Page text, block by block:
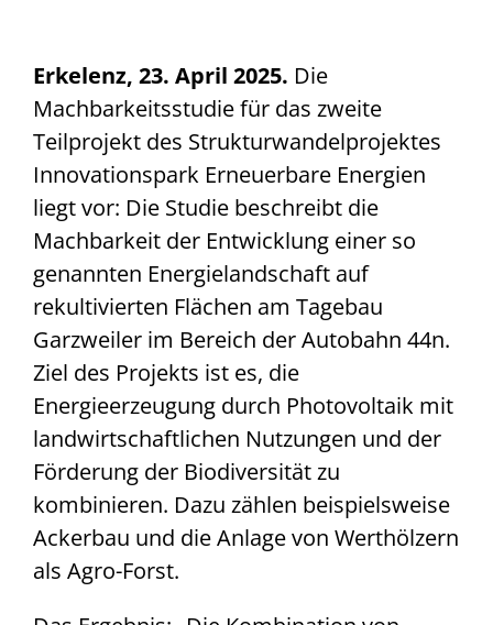
Erkelenz, 23. April 2025. Die
Machbarkeitsstudie für das zweite
Teilprojekt des Strukturwandelprojektes
Innovationspark Erneuerbare Energien
liegt vor: Die Studie beschreibt die
Machbarkeit der Entwicklung einer so
genannten Energielandschaft auf
rekultivierten Flächen am Tagebau
Garzweiler im Bereich der Autobahn 44n.
Ziel des Projekts ist es, die
Energieerzeugung durch Photovoltaik mit
landwirtschaftlichen Nutzungen und der
Förderung der Biodiversität zu
kombinieren. Dazu zählen beispielsweise
Ackerbau und die Anlage von Werthölzern
als Agro-Forst.